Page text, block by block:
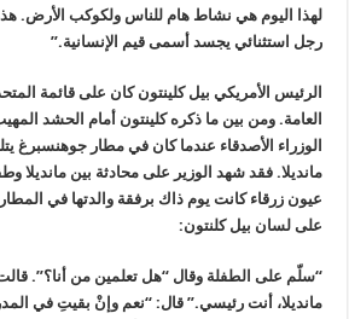
لهذا اليوم هي نشاط هام للناس ولكوكب الأرض.
رجل استثنائي يجسد أسمى قيم الإنسانية.”
الرئيس الأمريكي بيل كلينتون كان على قائمة
العامة. ومن بين ما ذكره كلينتون أمام الحشد
الوزراء الأصدقاء عندما كان في مطار جوهنسبرغ
مانديلا. فقد شهد الوزير على محادثة بين مانديلا
عيون زرقاء كانت يوم ذاك برفقة والدتها في
على لسان بيل كلنتون:
“سلّم على الطفلة وقال “هل تعلمين من أنا؟”.
مانديلا، أنت رئيسي.” قال: “نعم وإنْ بقيتِ في